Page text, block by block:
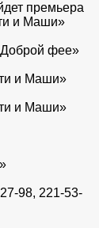
премьера
и Маши»
Доброй фее»
и Маши»
и Маши»
98, 221-53-